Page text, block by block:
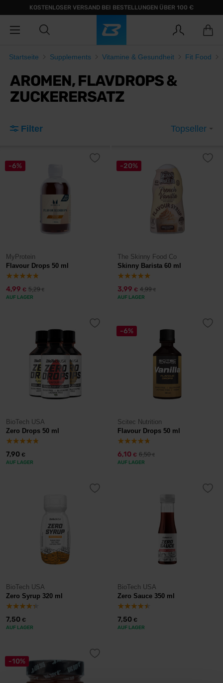
KOSTENLOSER VERSAND BEI BESTELLUNGEN ÜBER 100 €
Startseite Supplements Vitamine & Gesundheit Fit Food
AROMEN, FLAVDROPS &
ZUCKERERSATZ
Filter Topseller
-6%
MyProtein
Flavour Drops 50 ml
4,99 € 5,29€
AUF LAGER
-20%
The Skinny Food Co
Skinny Barista 60 ml
3,99 € 4,99€
AUF LAGER
BioTech USA
Zero Drops 50 ml
7,90 €
AUF LAGER
-6%
Scitec Nutrition
Flavour Drops 50 ml
6,10 € 6,50€
AUF LAGER
BioTech USA
Zero Syrup 320 ml
7,50 €
AUF LAGER
BioTech USA
Zero Sauce 350 ml
7,50 €
AUF LAGER
-10%